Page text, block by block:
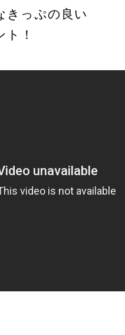
きっぷの良い
！